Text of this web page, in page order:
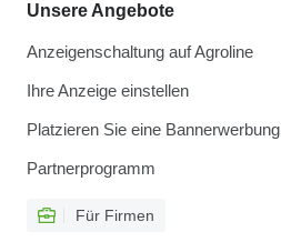
Unsere Angebote
Anzeigenschaltung auf Agroline
Ihre Anzeige einstellen
Platzieren Sie eine Bannerwerbung
Partnerprogramm
Für Firmen